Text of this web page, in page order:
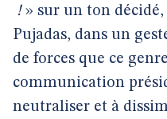
!» sur un ton
Pujadas, dans un
de forces que ce
communication
neutraliser et à